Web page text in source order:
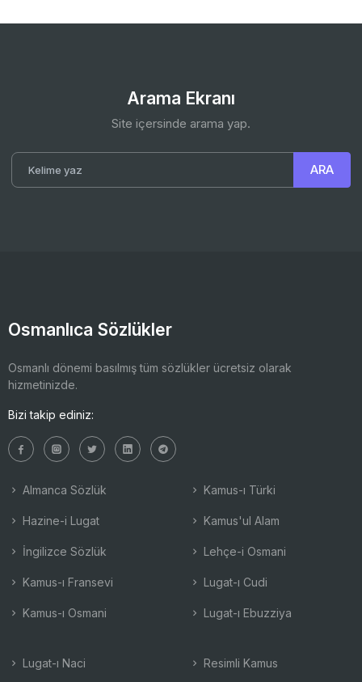
Arama Ekranı
Site içersinde arama yap.
Osmanlıca Sözlükler
Osmanlı dönemi basılmış tüm sözlükler ücretsiz olarak
hizmetinizde.
Bizi takip ediniz:
Almanca Sözlük
Hazine-i Lugat
İngilizce Sözlük
Kamus-ı Fransevi
Kamus-ı Osmani
Kamus-ı Türki
Kamus'ul Alam
Lehçe-i Osmani
Lugat-ı Cudi
Lugat-ı Ebuzziya
Lugat-ı Naci Resimli Kamus